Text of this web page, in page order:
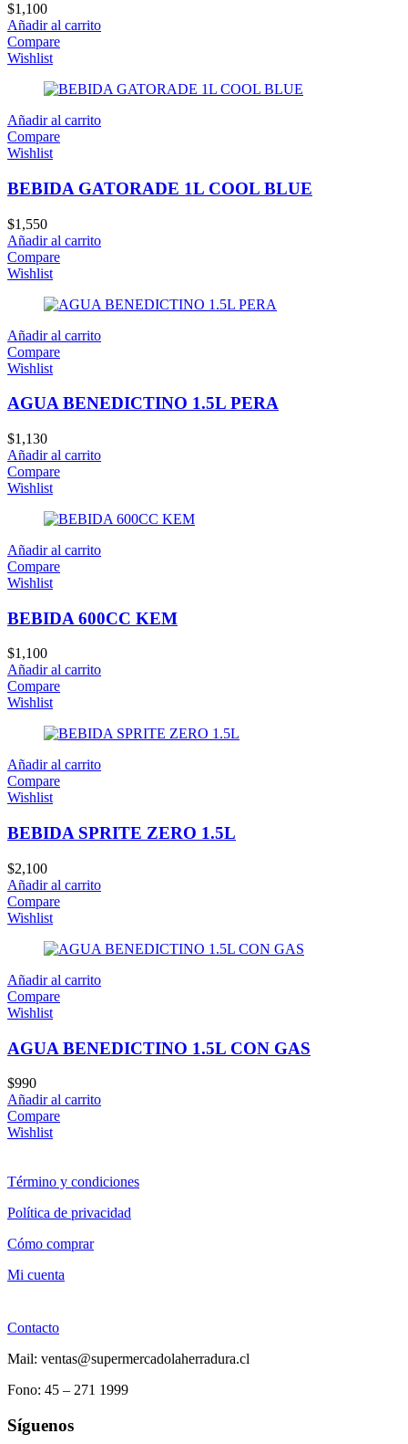
$1,100
Añadir al carrito
Compare
Wishlist
Añadir al carrito
Compare
Wishlist
BEBIDA GATORADE 1L COOL BLUE
$1,550
Añadir al carrito
Compare
Wishlist
Añadir al carrito
Compare
Wishlist
AGUA BENEDICTINO 1.5L PERA
$1,130
Añadir al carrito
Compare
Wishlist
Añadir al carrito
Compare
Wishlist
BEBIDA 600CC KEM
$1,100
Añadir al carrito
Compare
Wishlist
Añadir al carrito
Compare
Wishlist
BEBIDA SPRITE ZERO 1.5L
$2,100
Añadir al carrito
Compare
Wishlist
Añadir al carrito
Compare
Wishlist
AGUA BENEDICTINO 1.5L CON GAS
$990
Añadir al carrito
Compare
Wishlist
Término y condiciones
Política de privacidad
Cómo comprar
Mi cuenta
Contacto
Mail: ventas@supermercadolaherradura.cl
Fono: 45 – 271 1999
Síguenos